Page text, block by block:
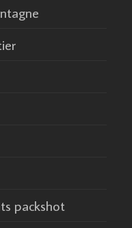
packshot